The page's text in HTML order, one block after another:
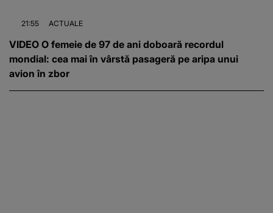
21:55 ACTUALE
VIDEO O femeie de 97 de ani doboară recordul
mondial: cea mai în vârstă pasageră pe aripa unui
avion în zbor